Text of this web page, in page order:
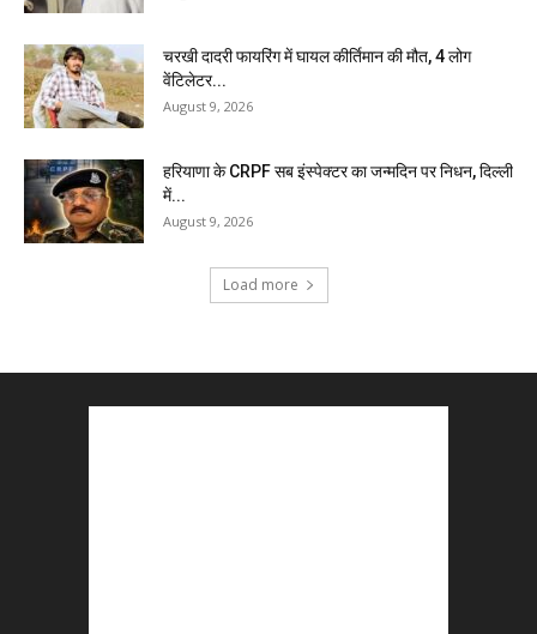
चरखी दादरी फायरिंग में घायल कीर्तिमान की मौत, 4 लोग
वेंटिलेटर...
August 9, 2026
हरियाणा के CRPF सब इंस्पेक्टर का जन्मदिन पर निधन, दिल्ली
में...
August 9, 2026
Load more